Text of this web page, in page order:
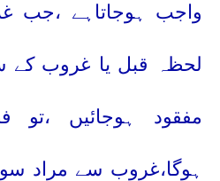
واجب ہوجاتاہے ،جب
لحظہ قبل یا غروب کے
مفقود ہوجائیں
ہوگا،غروب سے مراد